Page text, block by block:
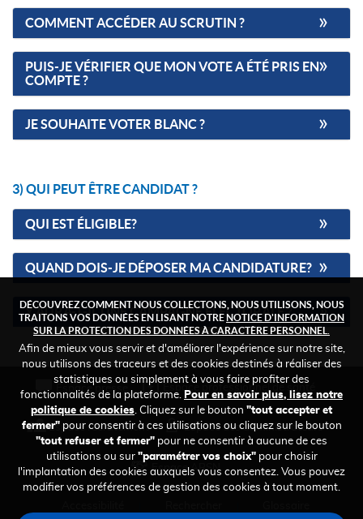
COMMENT ACCÉDER AU SCRUTIN ?
PUIS-JE VÉRIFIER QUE MON VOTE A ÉTÉ PRIS EN
COMPTE ?
JE SOUHAITE VOTER BLANC ?
3) QUI PEUT ÊTRE CANDIDAT ?
QUI EST ÉLIGIBLE?
QUAND DOIS-JE DÉPOSER MA CANDIDATURE?
Y'AURA-T-IL UNE CAMPAGNE ÉLECTORALE ?
FOOTER
TOP
Espace presse Espace professionnel de santé
Espace recrutement Espace des administrateurs
Espace ARSN
DÉCOUVREZ COMMENT NOUS COLLECTONS, NOUS UTILISONS, NOUS
TRAITONS VOS DONNÉES EN LISANT NOTRENOTICE D'INFORMATION
SUR LA PROTECTION DES DONNÉES À CARACTÈRE PERSONNEL.
Afin de mieux vous servir et d'améliorer l'expérience sur notre site,
nous utilisons des traceurs et des cookies destinés à réaliser des
statistiques ou simplement à vous faire profiter des
fonctionnalités de la plateforme. Pour en savoir plus, lisez notre
politique de cookies. Cliquez sur le bouton "tout accepter et
fermer"pour consentir à ces utilisations ou cliquez sur le bouton
"tout refuser et fermer" pour ne consentir à aucune de ces
utilisations ou sur "paramétrer vos choix"pour choisir
l'implantation des cookies auxquels vous consentez. Vous pouvez
modifier vos préférences de gestion des cookies à tout moment.